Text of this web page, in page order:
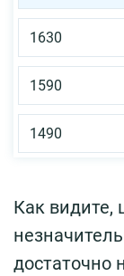
1630
1590
1490
Как видите,
достаточно